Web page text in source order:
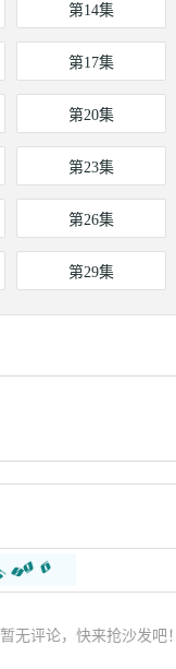
第14集
第17集
第20集
第23集
第26集
第29集
暂无评论，快来抢沙发吧！